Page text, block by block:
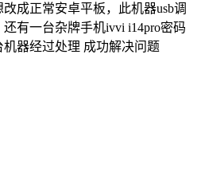
成正常安卓平板，此机器usb调
有一台杂牌手机ivvi i14pro密码
器经过处理 成功解决问题